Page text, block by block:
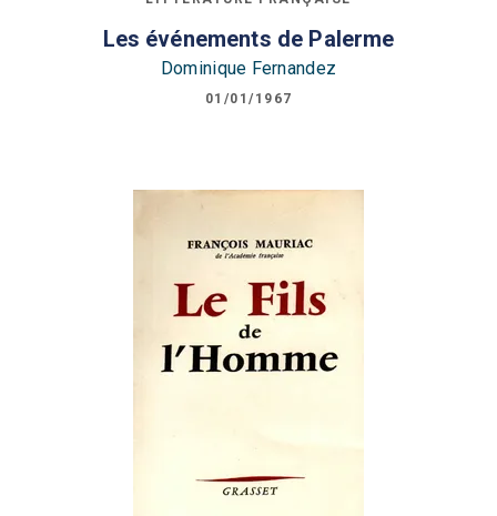
Les événements de Palerme
Dominique Fernandez
01/01/1967